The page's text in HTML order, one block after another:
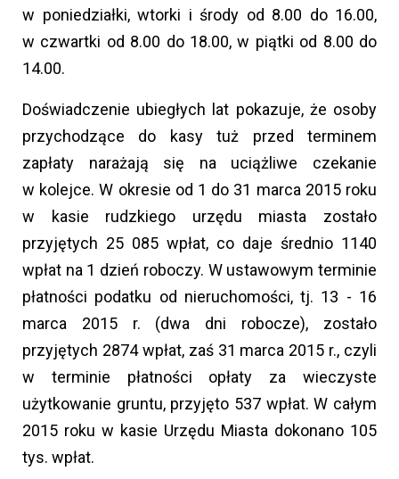
w poniedziałki, wtorki i środy od 8.00 do 16.00,
w czwartki od 8.00 do 18.00, w piątki od 8.00 do
14.00.
Doświadczenie ubiegłych lat pokazuje, że osoby
przychodzące do kasy tuż przed terminem
zapłaty narażają się na uciążliwe czekanie
w kolejce. W okresie od 1 do 31 marca 2015 roku
w kasie rudzkiego urzędu miasta zostało
przyjętych 25 085 wpłat, co daje średnio 1140
wpłat na 1 dzień roboczy. W ustawowym terminie
płatności podatku od nieruchomości, tj. 13 - 16
marca 2015 r. (dwa dni robocze), zostało
przyjętych 2874 wpłat, zaś 31 marca 2015 r., czyli
w terminie płatności opłaty za wieczyste
użytkowanie gruntu, przyjęto 537 wpłat. W całym
2015 roku w kasie Urzędu Miasta dokonano 105
tys. wpłat.